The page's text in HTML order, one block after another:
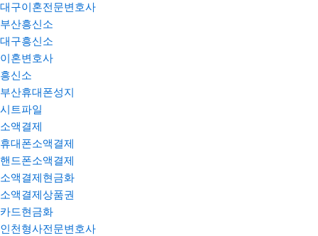
대구이혼전문변호사
부산흥신소
대구흥신소
이혼변호사
흥신소
부산휴대폰성지
시트파일
소액결제
휴대폰소액결제
핸드폰소액결제
소액결제현금화
소액결제상품권
카드현금화
인천형사전문변호사